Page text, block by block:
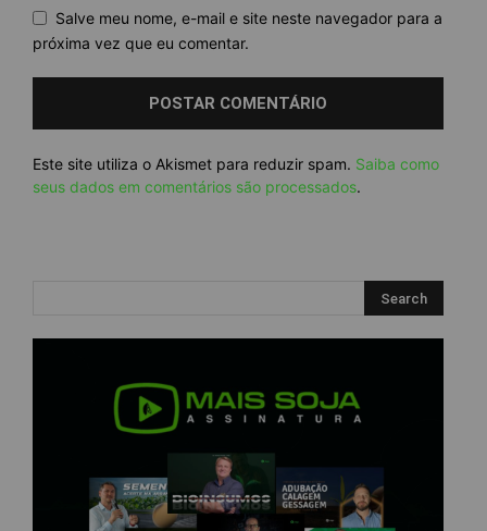
Salve meu nome, e-mail e site neste navegador para a
próxima vez que eu comentar.
Este site utiliza o Akismet para reduzir spam. Saiba como
seus dados em comentários são processados.